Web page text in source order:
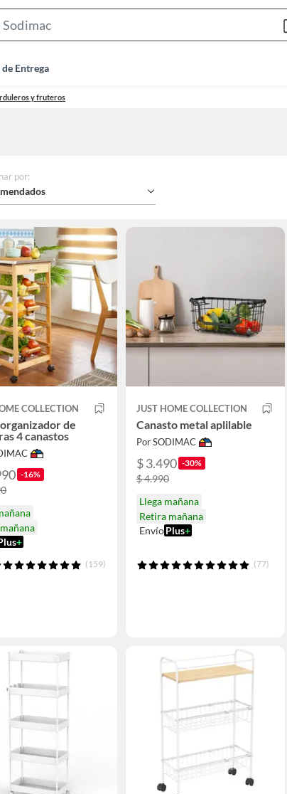
Bar
Entrega
y fruteros
por:
COLLECTION
de
4 canastos
-16%
+
(159)
JUST HOME COLLECTION
Canasto metal aplilable
Por SODIMAC
$ 3.490 -30%
$ 4.990
Llega mañana
Retira mañana
Envío Plus+
(77)